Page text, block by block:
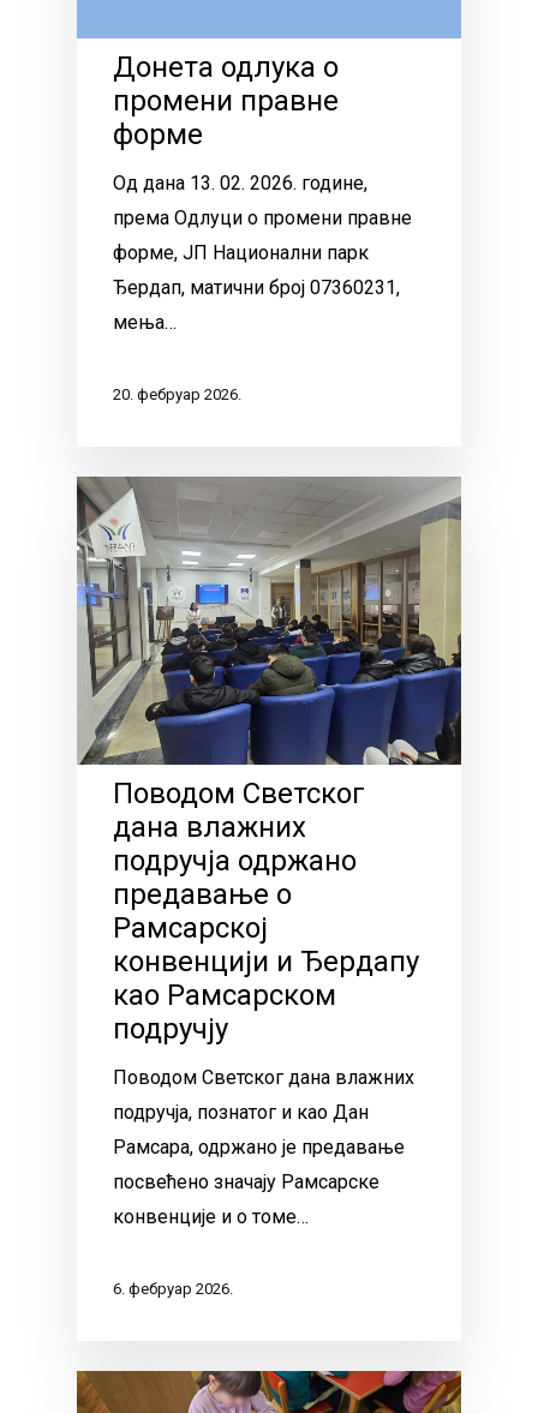
Донета одлука о
промени правне
форме
Од дана 13. 02. 2026. године,
према Одлуци о промени правне
форме, ЈП Национални парк
Ђердап, матични број 07360231,
мења…
20. фебруар 2026.
Поводом Светског
дана влажних
подручја одржано
предавање о
Рамсарској
конвенцији и Ђердапу
као Рамсарском
подручју
Поводом Светског дана влажних
подручја, познатог и као Дан
Рамсара, одржано је предавање
посвећено значају Рамсарске
конвенције и о томе…
6. фебруар 2026.